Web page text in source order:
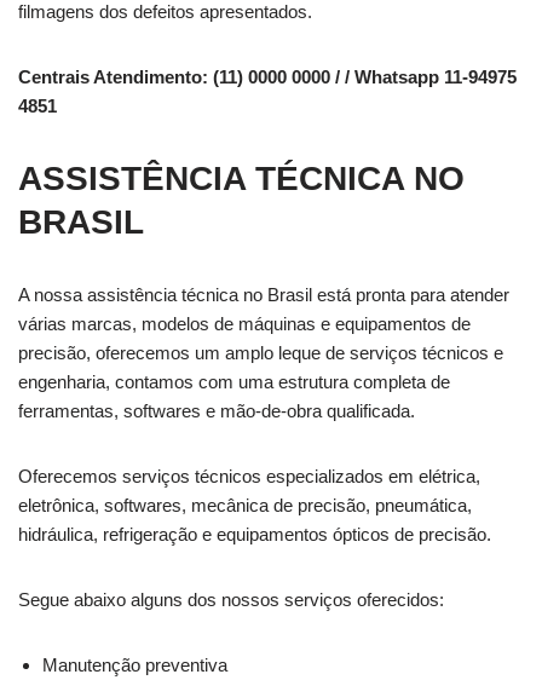
filmagens dos defeitos apresentados.
Centrais Atendimento: (11) 0000 0000 / / Whatsapp 11-94975
4851
ASSISTÊNCIA TÉCNICA NO
BRASIL
A nossa assistência técnica no Brasil está pronta para atender
várias marcas, modelos de máquinas e equipamentos de
precisão, oferecemos um amplo leque de serviços técnicos e
engenharia, contamos com uma estrutura completa de
ferramentas, softwares e mão-de-obra qualificada.
Oferecemos serviços técnicos especializados em elétrica,
eletrônica, softwares, mecânica de precisão, pneumática,
hidráulica, refrigeração e equipamentos ópticos de precisão.
Segue abaixo alguns dos nossos serviços oferecidos:
Manutenção preventiva